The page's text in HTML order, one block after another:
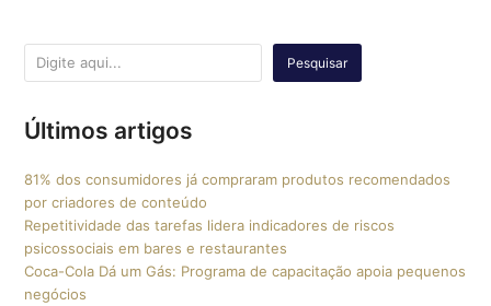
Pesquisar
Últimos artigos
81% dos consumidores já compraram produtos recomendados
por criadores de conteúdo
Repetitividade das tarefas lidera indicadores de riscos
psicossociais em bares e restaurantes
Coca-Cola Dá um Gás: Programa de capacitação apoia pequenos
negócios